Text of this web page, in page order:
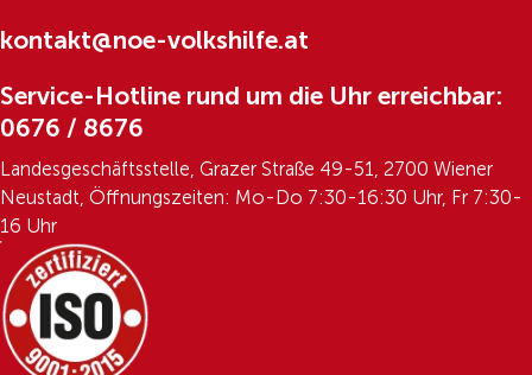
kontakt@noe-volkshilfe.at
Service-Hotline rund um die Uhr erreichbar:
0676 / 8676
Landesgeschäftsstelle, Grazer Straße 49-51, 2700 Wiener
Neustadt, Öffnungszeiten: Mo-Do 7:30-16:30 Uhr, Fr 7:30-
16 Uhr